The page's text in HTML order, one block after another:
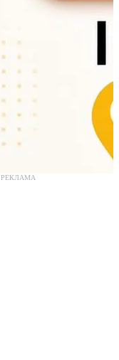
РЕКЛАМА